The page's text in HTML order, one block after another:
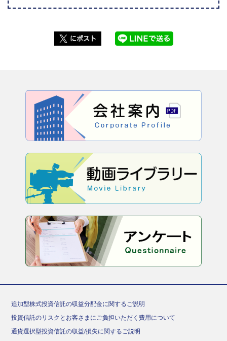
追加型株式投資信託の収益分配金に関するご説明
投資信託のリスクとお客さまにご負担いただく費用について
通貨選択型投資信託の収益/損失に関するご説明